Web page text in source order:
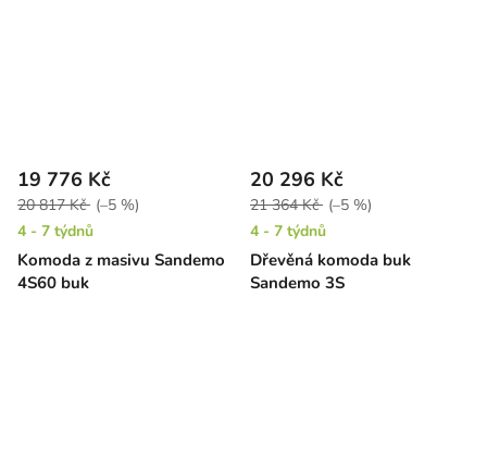
Komoda z masivu Sandemo
4S60 buk
19 776 Kč
20 817 Kč (–5 %)
4 - 7 týdnů
Dřevěná komoda buk
Sandemo 3S
20 296 Kč
21 364 Kč (–5 %)
4 - 7 týdnů